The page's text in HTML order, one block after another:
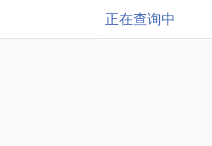
正在查询中